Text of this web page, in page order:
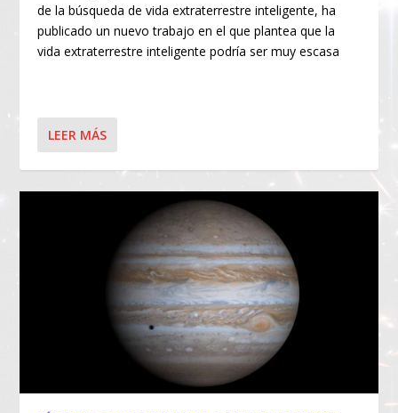
de la búsqueda de vida extraterrestre inteligente, ha
publicado un nuevo trabajo en el que plantea que la
vida extraterrestre inteligente podría ser muy escasa
LEER MÁS